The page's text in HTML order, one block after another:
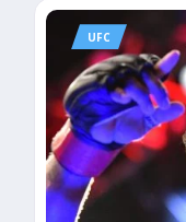
UFC